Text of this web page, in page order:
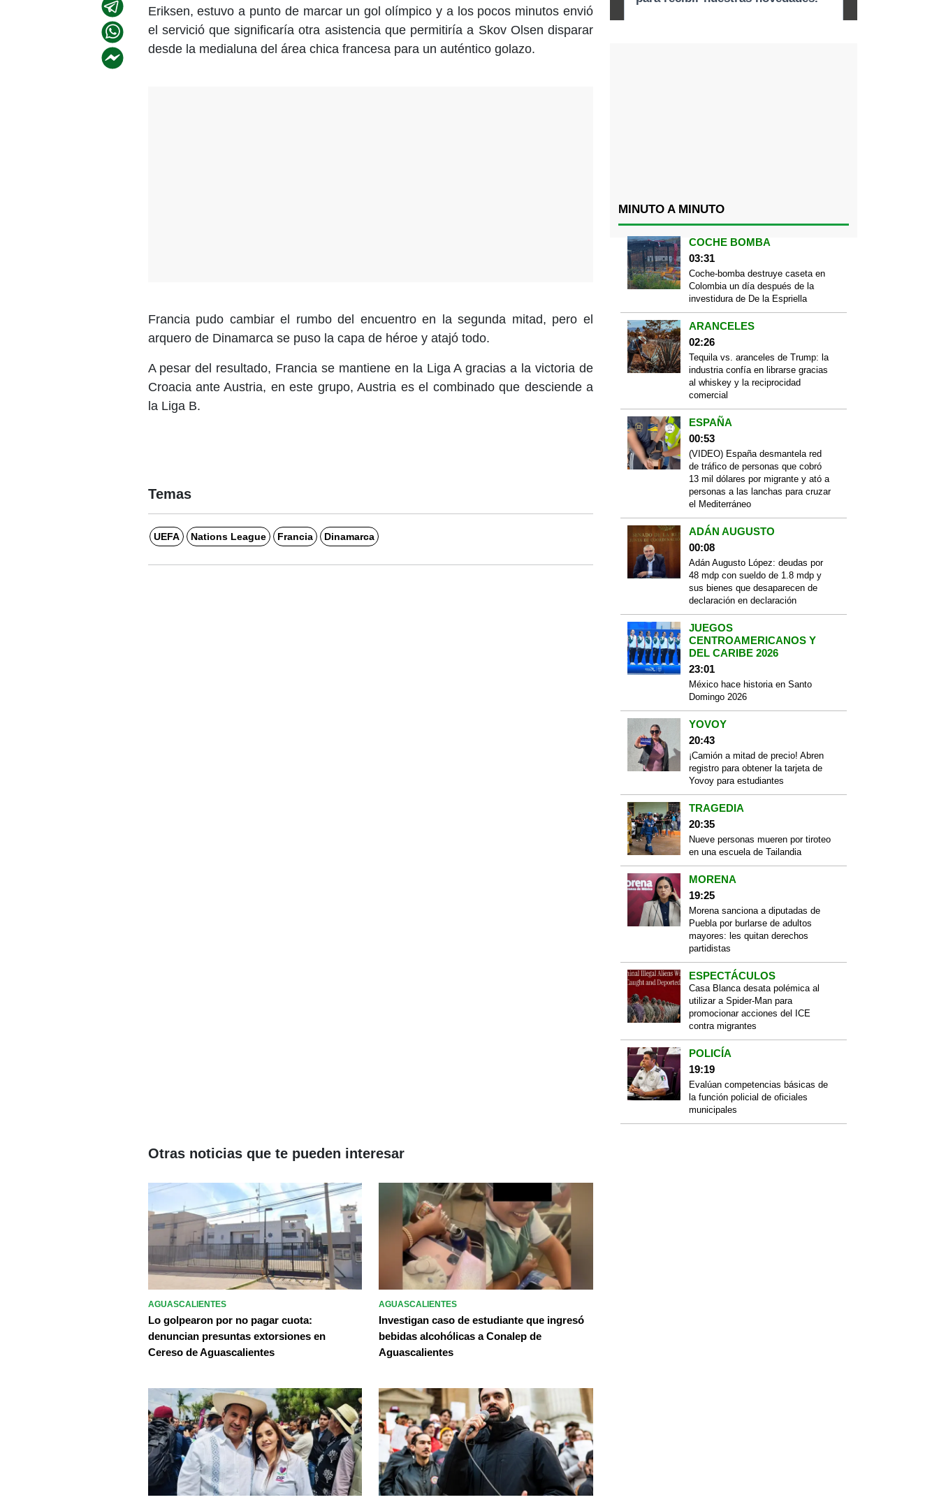
Eriksen, estuvo a punto de marcar un gol olímpico y a los pocos minutos envió
el servició que significaría otra asistencia que permitiría a Skov Olsen disparar
desde la medialuna del área chica francesa para un auténtico golazo.
Francia pudo cambiar el rumbo del encuentro en la segunda mitad, pero el
arquero de Dinamarca se puso la capa de héroe y atajó todo.
A pesar del resultado, Francia se mantiene en la Liga A gracias a la victoria de
Croacia ante Austria, en este grupo, Austria es el combinado que desciende a
la Liga B.
Temas
UEFA Nations League Francia Dinamarca
MINUTO A MINUTO
COCHE BOMBA
03:31
Coche-bomba destruye caseta en
Colombia un día después de la
investidura de De la Espriella
ARANCELES
02:26
Tequila vs. aranceles de Trump: la
industria confía en librarse gracias
al whiskey y la reciprocidad
comercial
ESPAÑA
00:53
(VIDEO) España desmantela red
de tráfico de personas que cobró
13 mil dólares por migrante y ató a
personas a las lanchas para cruzar
el Mediterráneo
ADÁN AUGUSTO
00:08
Adán Augusto López: deudas por
48 mdp con sueldo de 1.8 mdp y
sus bienes que desaparecen de
declaración en declaración
JUEGOS
CENTROAMERICANOS Y
DEL CARIBE 2026
23:01
México hace historia en Santo
Domingo 2026
YOVOY
20:43
¡Camión a mitad de precio! Abren
registro para obtener la tarjeta de
Yovoy para estudiantes
TRAGEDIA
20:35
Nueve personas mueren por tiroteo
en una escuela de Tailandia
MORENA
19:25
Morena sanciona a diputadas de
Puebla por burlarse de adultos
mayores: les quitan derechos
partidistas
ESPECTÁCULOS
Casa Blanca desata polémica al
utilizar a Spider-Man para
promocionar acciones del ICE
contra migrantes
POLICÍA
19:19
Evalúan competencias básicas de
la función policial de oficiales
municipales
Otras noticias que te pueden interesar
AGUASCALIENTES
Lo golpearon por no pagar cuota:
denuncian presuntas extorsiones en
Cereso de Aguascalientes
AGUASCALIENTES
Investigan caso de estudiante que ingresó
bebidas alcohólicas a Conalep de
Aguascalientes